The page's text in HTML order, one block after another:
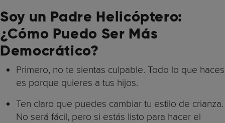
Soy un Padre Helicóptero:
¿Cómo Puedo Ser Más
Democrático?
Primero, no te sientas culpable. Todo lo que haces
es porque quieres a tus hijos.
Ten claro que puedes cambiar tu estilo de crianza.
No será fácil, pero si estás listo para hacer el